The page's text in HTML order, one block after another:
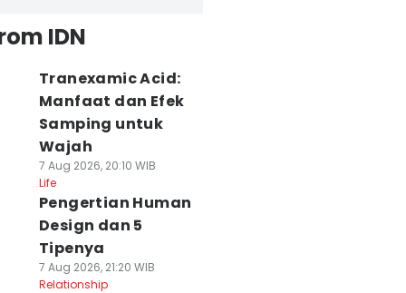
IDN
Tranexamic Acid:
Manfaat dan Efek
Samping untuk
Wajah
7 Aug 2026, 20:10 WIB
Life
Pengertian Human
Design dan 5
Tipenya
7 Aug 2026, 21:20 WIB
Relationship